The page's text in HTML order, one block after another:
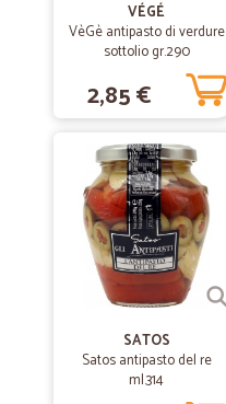
VÉGÉ
VèGè antipasto di verdure
sottolio gr.290
2,85 €
SATOS
Satos antipasto del re
ml.314